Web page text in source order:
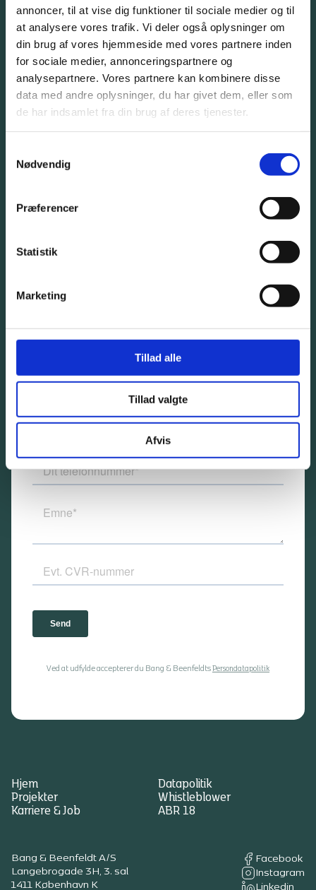
annoncer, til at vise dig funktioner til sociale medier og til
at analysere vores trafik. Vi deler også oplysninger om
din brug af vores hjemmeside med vores partnere inden
for sociale medier, annonceringspartnere og
analysepartnere. Vores partnere kan kombinere disse
data med andre oplysninger, du har givet dem, eller som
de har indsamlet fra din brug af deres tjenester.
Nødvendig
Præferencer
Statistik
Marketing
Tillad alle
Tillad valgte
Afvis
Tal med en ekspert. Helt
uforpligtende.
Giv os et kald eller bliv kontaktet af os
En rådgiver vil kontakte dig så hurtigt som muligt.
Ved at udfylde accepterer du Bang & Beenfeldts Persondatapolitik
Hjem
Datapolitik
Projekter
Whistleblower
Karriere & Job
ABR 18
Bang & Beenfeldt A/S
Langebrogade 3H, 3. sal
1411 København K
Facebook
Instagram
Linkedin